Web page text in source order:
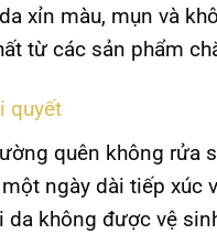
xỉn màu, mụn và
từ các sản phẩm
quyết
quên không rửa
ngày dài tiếp xúc
da không được vệ